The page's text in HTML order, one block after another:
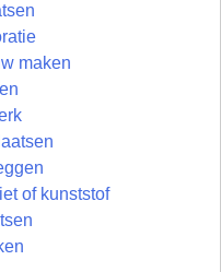
maken
of kunststof